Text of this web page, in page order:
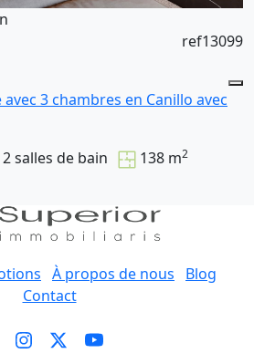
ref13099
3 chambres en Canillo avec
2 salles de bain 138 m2
À propos de nous
Blog
Contact